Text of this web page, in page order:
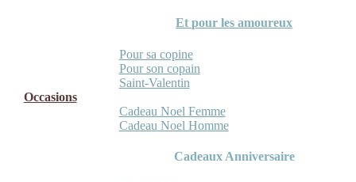
Et pour les amoureux
Pour sa copine
Pour son copain
Saint-Valentin
Occasions
Cadeau Noel Femme
Cadeau Noel Homme
Cadeaux Anniversaire